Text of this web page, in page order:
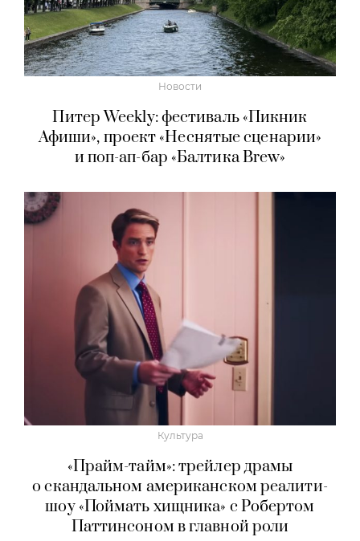
Новости
Питер Weekly: фестиваль «Пикник
Афиши», проект «Неснятые сценарии»
и поп-ап-бар «Балтика Brew»
Культура
«Прайм-тайм»: трейлер драмы
о скандальном американском реалити-
шоу «Поймать хищника» с Робертом
Паттинсоном в главной роли